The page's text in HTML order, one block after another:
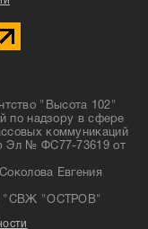
"Высота 102"
по надзору в сфере
коммуникаций
Эл № ФС77-73619 от
Евгения
"СВЖ "ОСТРОВ"